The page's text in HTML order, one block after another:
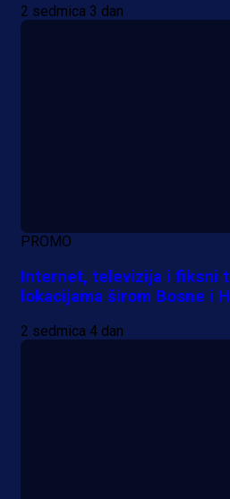
2 sedmica 3 dan
PROMO
Internet, televizija i fiksni
lokacijama širom Bosne i
2 sedmica 4 dan